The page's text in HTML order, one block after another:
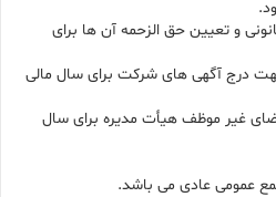
و تعیین حق الزحمه آن ها برای
جهت درج آگهی های شرکت برای سال مالی
غیر موظف هیأت مدیره برای سال